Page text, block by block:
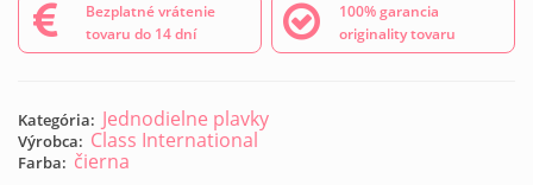
Bezplatné vrátenie
tovaru do 14 dní
100% garancia
originality tovaru
Kategória: Jednodielne plavky
Výrobca: Class International
Farba: čierna